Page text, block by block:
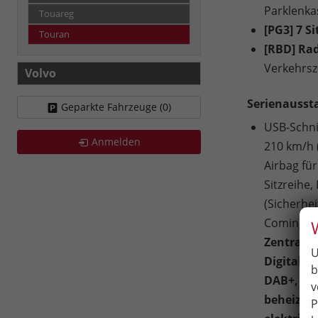
[PG3] 7
[RBD]
USB-
210 km/h
Airbag
Sitzreihe,
Coming/
Digital
DAB+,
Touareg
Touran
Volvo
Geparkte Fahrzeuge (0)
Anmelden